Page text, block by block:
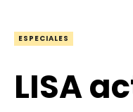
ESPECIALES
LISA